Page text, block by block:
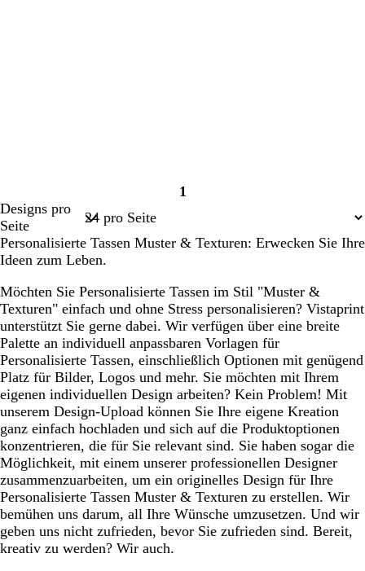
Seite
1
Designs pro
Seite
Personalisierte Tassen Muster & Texturen: Erwecken Sie Ihre
Ideen zum Leben.
Möchten Sie Personalisierte Tassen im Stil "Muster &
Texturen" einfach und ohne Stress personalisieren? Vistaprint
unterstützt Sie gerne dabei. Wir verfügen über eine breite
Palette an individuell anpassbaren Vorlagen für
Personalisierte Tassen, einschließlich Optionen mit genügend
Platz für Bilder, Logos und mehr. Sie möchten mit Ihrem
eigenen individuellen Design arbeiten? Kein Problem! Mit
unserem Design-Upload können Sie Ihre eigene Kreation
ganz einfach hochladen und sich auf die Produktoptionen
konzentrieren, die für Sie relevant sind. Sie haben sogar die
Möglichkeit, mit einem unserer professionellen Designer
zusammenzuarbeiten, um ein originelles Design für Ihre
Personalisierte Tassen Muster & Texturen zu erstellen. Wir
bemühen uns darum, all Ihre Wünsche umzusetzen. Und wir
geben uns nicht zufrieden, bevor Sie zufrieden sind. Bereit,
kreativ zu werden? Wir auch.